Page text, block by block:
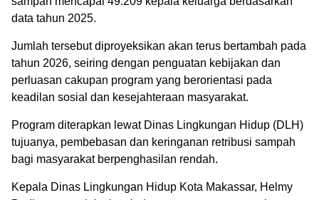
data tahun 2025.
Jumlah tersebut diproyeksikan akan terus bertambah pada
tahun 2026, seiring dengan penguatan kebijakan dan
perluasan cakupan program yang berorientasi pada
keadilan sosial dan kesejahteraan masyarakat.
Program diterapkan lewat Dinas Lingkungan Hidup (DLH)
tujuanya, pembebasan dan keringanan retribusi sampah
bagi masyarakat berpenghasilan rendah.
Kepala Dinas Lingkungan Hidup Kota Makassar, Helmy